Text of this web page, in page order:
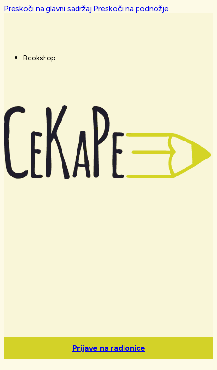
Preskoči na glavni sadržaj Preskoči na podnožje
Bookshop
Prijave na radionice